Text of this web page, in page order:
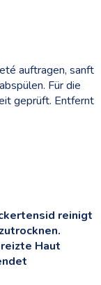
auftragen, sanft
Für die
geprüft. Entfernt
reinigt
Haut